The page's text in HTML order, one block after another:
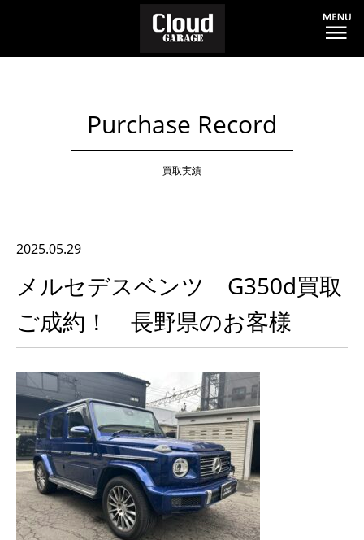
Purchase Record
買取実績
2025.05.29
メルセデスベンツ G350d買取
ご成約！ 長野県のお客様